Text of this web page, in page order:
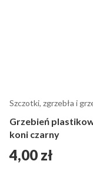
Szczotki, zgrzebła i
Grzebień
koni czarny
Cena
4,00 zł